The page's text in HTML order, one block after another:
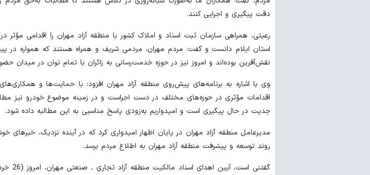
دقت پیگیری و اجرایی کنند.
رعیتی، همراهی سازمان ثبت اسناد و املاک کشور با منطقه آزاد مهران را اقدامی مؤثر
استان ایلام دانست و گفت: مردم مهران، مردمی شریف و همراه هستند که همواره در
نقش‌آفرین بوده‌اند و امروز نیز در حوزه خدمت‌رسانی به زائران با تمام توان در میدان
وی با اشاره به برنامه‌های پیش‌روی منطقه آزاد مهران افزود: با حمایت‌ها و
اقدامات مؤثری در حوزه‌های مختلف در دست اجراست و در زمینه موضوع خودرو نیز
جدیت در حال پیگیری است و امیدواریم به‌زودی پاسخ مناسبی به این مطالبه داده شود.
مدیرعامل منطقه آزاد مهران در پایان اظهار امیدواری کرد که در آینده نزدیک، خبرهای
روند توسعه و پیشرفت منطقه آزاد مهران به اطلاع مردم برسد.